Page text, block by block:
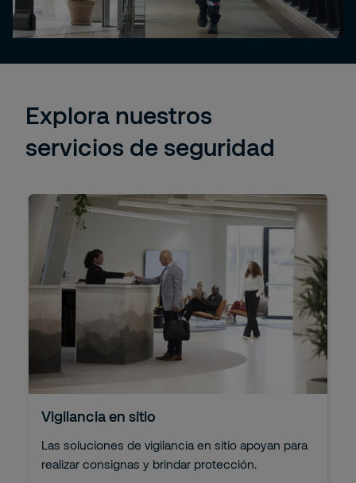
Explora nuestros
servicios de seguridad
Vigilancia en sitio
Las soluciones de vigilancia en sitio apoyan para
realizar consignas y brindar protección.